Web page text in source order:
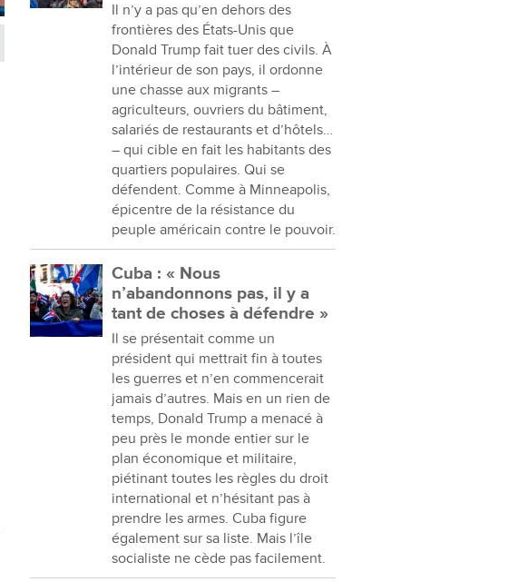
Il n’y a pas qu’en dehors des
frontières des États-Unis que
Donald Trump fait tuer des civils. À
l’intérieur de son pays, il ordonne
une chasse aux migrants –
agriculteurs, ouvriers du bâtiment,
salariés de restaurants et d’hôtels…
– qui cible en fait les habitants des
quartiers populaires. Qui se
défendent. Comme à Minneapolis,
épicentre de la résistance du
peuple américain contre le pouvoir.
Cuba : « Nous
n’abandonnons pas, il y a
tant de choses à défendre »
Il se présentait comme un
président qui mettrait fin à toutes
les guerres et n’en commencerait
jamais d’autres. Mais en un rien de
temps, Donald Trump a menacé à
peu près le monde entier sur le
plan économique et militaire,
piétinant toutes les règles du droit
international et n’hésitant pas à
prendre les armes. Cuba figure
également sur sa liste. Mais l’île
socialiste ne cède pas facilement.